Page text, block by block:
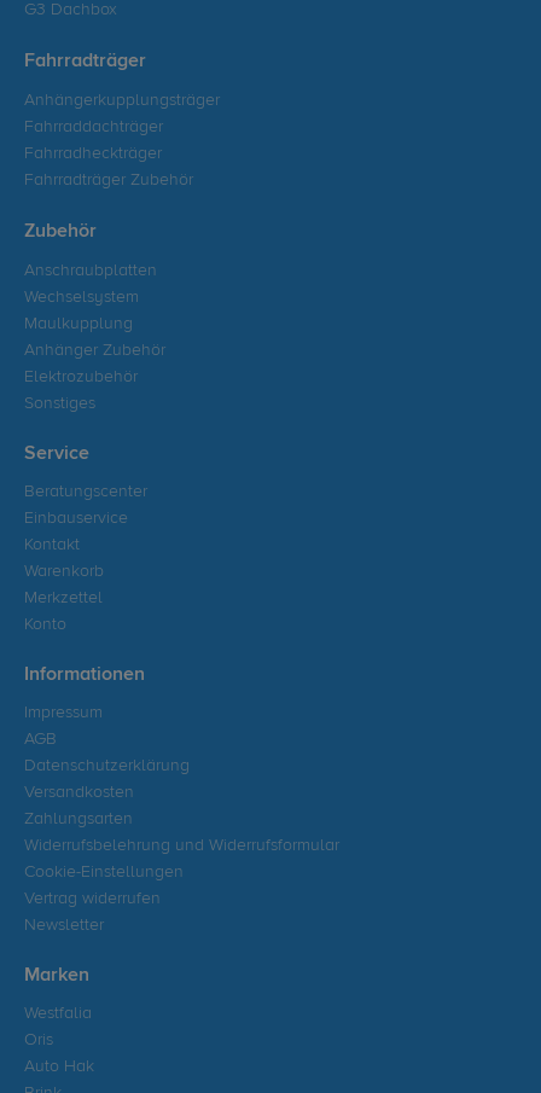
G3 Dachbox
Fahrradträger
Anhängerkupplungsträger
Fahrraddachträger
Fahrradheckträger
Fahrradträger Zubehör
Zubehör
Anschraubplatten
Wechselsystem
Maulkupplung
Anhänger Zubehör
Elektrozubehör
Sonstiges
Service
Beratungscenter
Einbauservice
Kontakt
Warenkorb
Merkzettel
Konto
Informationen
Impressum
AGB
Datenschutzerklärung
Versandkosten
Zahlungsarten
Widerrufsbelehrung und Widerrufsformular
Cookie-Einstellungen
Vertrag widerrufen
Newsletter
Marken
Westfalia
Oris
Auto Hak